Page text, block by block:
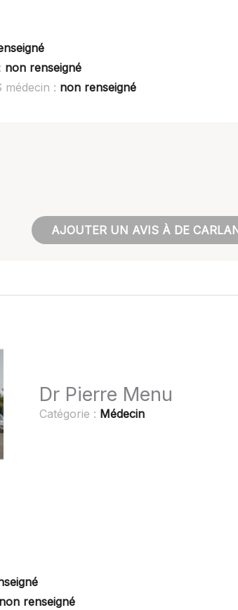
non renseigné
médecin : non renseigné
AJOUTER UN AVIS À DE
Dr Pierre Menu
Catégorie : Médecin
non renseigné